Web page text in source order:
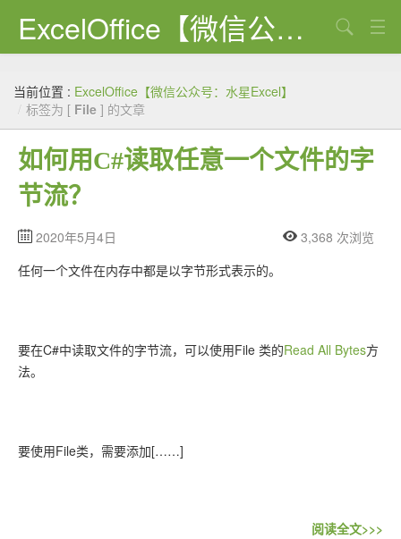
ExcelOffice【微信公众号：水星Excel】
资源下载
VBA代码大全
EXCEL VBA
C#
当前位置 : ExcelOffice【微信公众号：水星Excel】
/ 标签为 [ File ] 的文章
如何用C#读取任意一个文件的字
节流？
2020年5月4日
3,368 次浏览
任何一个文件在内存中都是以字节形式表示的。
要在C#中读取文件的字节流，可以使用File 类的Read All Bytes方
法。
要使用File类，需要添加[……]
阅读全文>>>